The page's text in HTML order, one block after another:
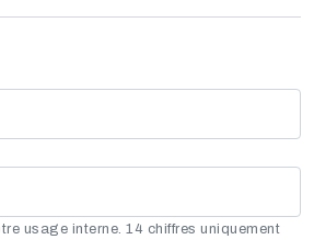
usage interne. 14 chiffres uniquement